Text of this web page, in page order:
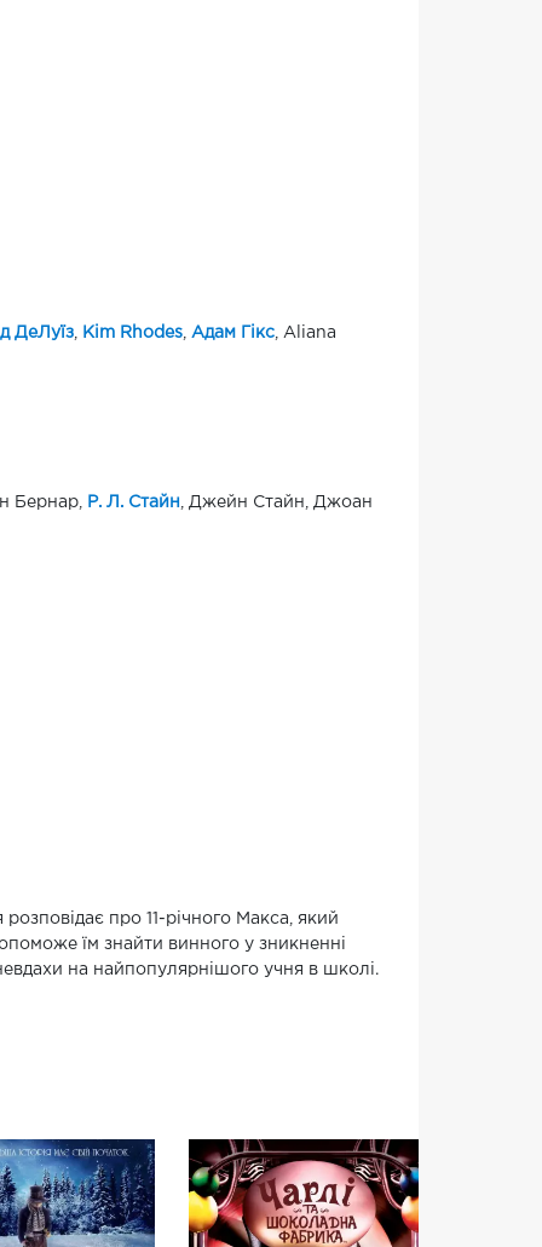
ДеЛуїз, Kim Rhodes, Адам Гікс, Aliana
Бернар, Р. Л. Стайн , Джейн Стайн, Джоан
про 11-річного Макса, який
їм знайти винного у зникненні
на найпопулярнішого учня в школі.